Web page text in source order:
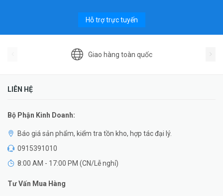
Hỗ trợ trực tuyến
Giao hàng toàn quốc
LIÊN HỆ
Bộ Phận Kinh Doanh:
Báo giá sản phẩm, kiểm tra tồn kho, hợp tác đại lý.
0915391010
8:00 AM - 17:00 PM (CN/Lễ nghỉ)
Tư Vấn Mua Hàng